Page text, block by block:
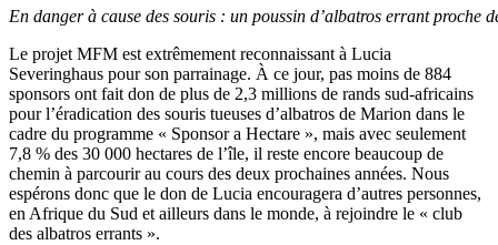
En danger à cause des souris : un poussin d’albatros errant proche
Le projet MFM est extrêmement reconnaissant à Lucia
Severinghaus pour son parrainage. À ce jour, pas moins de 884
sponsors ont fait don de plus de 2,3 millions de rands sud-africains
pour l’éradication des souris tueuses d’albatros de Marion dans le
cadre du programme « Sponsor a Hectare », mais avec seulement
7,8 % des 30 000 hectares de l’île, il reste encore beaucoup de
chemin à parcourir au cours des deux prochaines années. Nous
espérons donc que le don de Lucia encouragera d’autres personnes,
en Afrique du Sud et ailleurs dans le monde, à rejoindre le « club
des albatros errants ».